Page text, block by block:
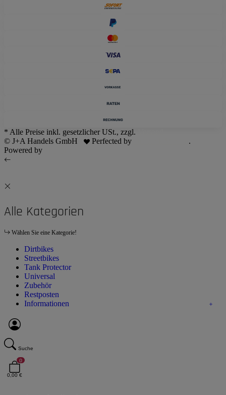
* Alle Preise inkl. gesetzlicher USt., zzgl.
© J+A Handels GmbH
Perfected by
.
Powered by
Alle Kategorien
Wählen Sie eine Kategorie!
Dirtbikes
Streetbikes
Tank Protector
Universal
Zubehör
Restposten
Informationen
Suche
0
0,00 €